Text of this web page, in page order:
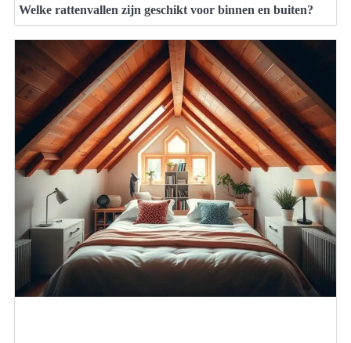
Welke rattenvallen zijn geschikt voor binnen en buiten?